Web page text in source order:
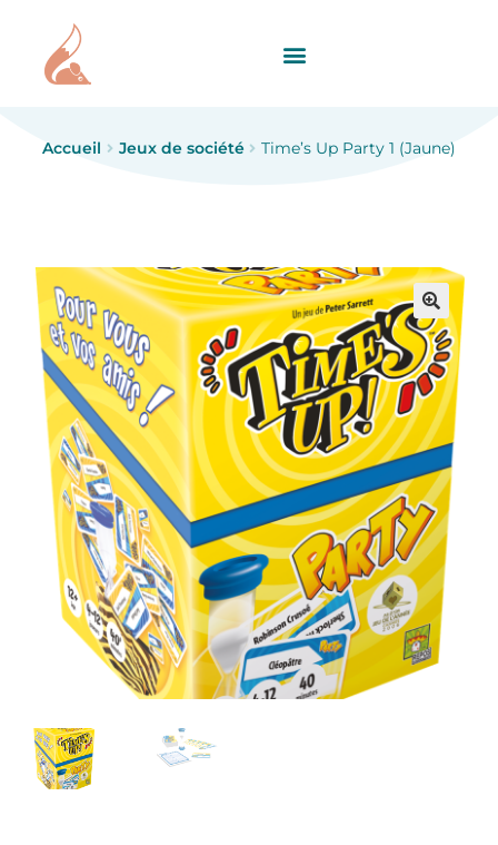
Accueil Jeux de société Time’s Up Party 1 (Jaune)